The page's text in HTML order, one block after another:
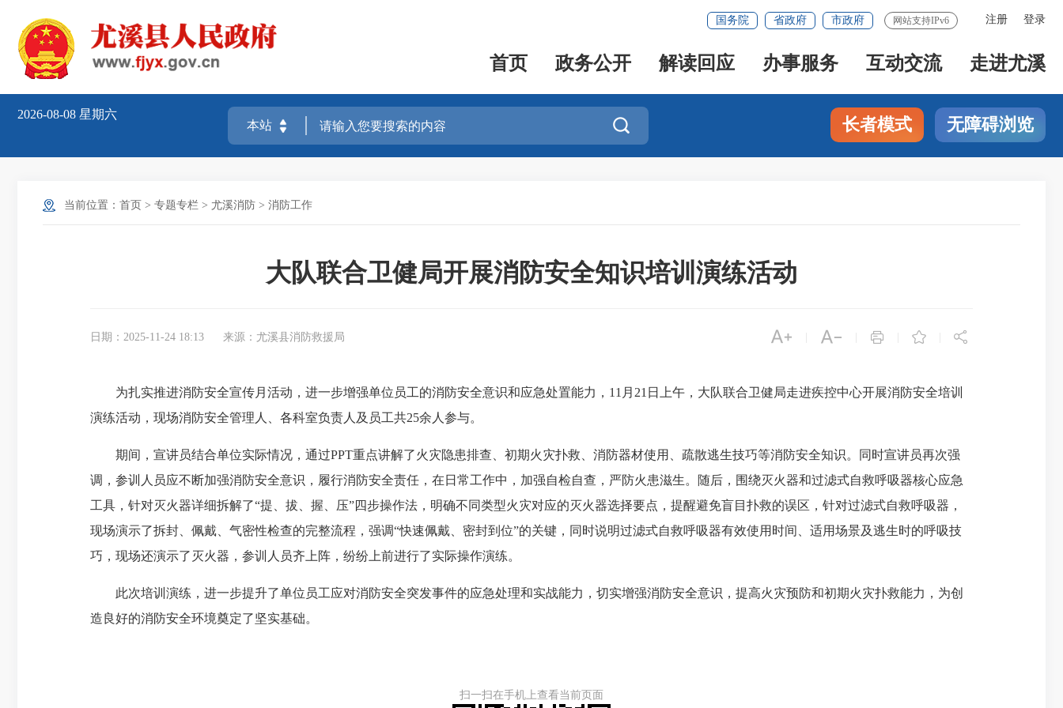
注册 登录
国务院 省政府 市政府 网站支持IPv6
首页 政务公开 解读回应 办事服务 互动交流 走进尤溪
2026-08-08 星期六
 长者模式 无障碍浏览
当前位置： 首页 > 专题专栏 > 尤溪消防 > 消防工作
大队联合卫健局开展消防安全知识培训演练活动
日期：2025-11-24 18:13 来源：尤溪县消防救援局     
为扎实推进消防安全宣传月活动，进一步增强单位员工的消防安全意识和应急处置能力，11月21日上午，大队联合卫健局走进疾控中心开展消防安全培训
演练活动，现场消防安全管理人、各科室负责人及员工共25余人参与。
期间，宣讲员结合单位实际情况，通过PPT重点讲解了火灾隐患排查、初期火灾扑救、消防器材使用、疏散逃生技巧等消防安全知识。同时宣讲员再次强
调，参训人员应不断加强消防安全意识，履行消防安全责任，在日常工作中，加强自检自查，严防火患滋生。随后，围绕灭火器和过滤式自救呼吸器核心应急
工具，针对灭火器详细拆解了“提、拔、握、压”四步操作法，明确不同类型火灾对应的灭火器选择要点，提醒避免盲目扑救的误区，针对过滤式自救呼吸器，
现场演示了拆封、佩戴、气密性检查的完整流程，强调“快速佩戴、密封到位”的关键，同时说明过滤式自救呼吸器有效使用时间、适用场景及逃生时的呼吸技
巧，现场还演示了灭火器，参训人员齐上阵，纷纷上前进行了实际操作演练。
此次培训演练，进一步提升了单位员工应对消防安全突发事件的应急处理和实战能力，切实增强消防安全意识，提高火灾预防和初期火灾扑救能力，为创
造良好的消防安全环境奠定了坚实基础。
扫一扫在手机上查看当前页面